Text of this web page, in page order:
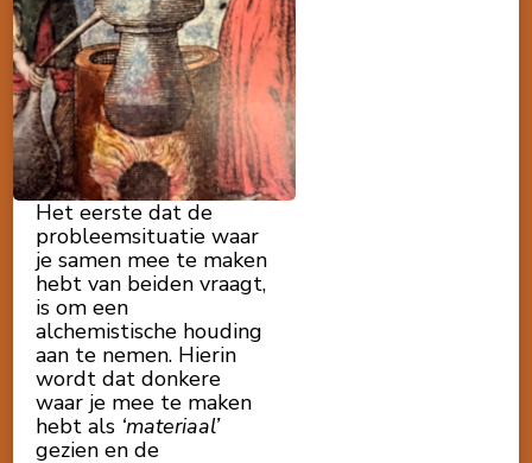
Het eerste dat de
probleemsituatie waar
je samen mee te maken
hebt van beiden vraagt,
is om een
alchemistische houding
aan te nemen. Hierin
wordt dat donkere
waar je mee te maken
hebt als ‘materiaal’
gezien en de